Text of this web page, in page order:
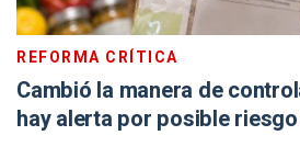
REFORMA CRÍTICA
Cambió la manera de
hay alerta por posible